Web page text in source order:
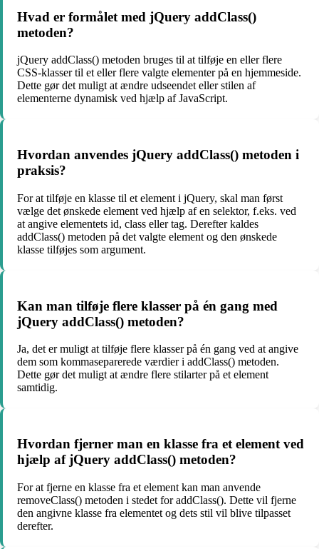
Hvad er formålet med jQuery addClass()
metoden?
jQuery addClass() metoden bruges til at tilføje en eller flere
CSS-klasser til et eller flere valgte elementer på en hjemmeside.
Dette gør det muligt at ændre udseendet eller stilen af
elementerne dynamisk ved hjælp af JavaScript.
Hvordan anvendes jQuery addClass() metoden i
praksis?
For at tilføje en klasse til et element i jQuery, skal man først
vælge det ønskede element ved hjælp af en selektor, f.eks. ved
at angive elementets id, class eller tag. Derefter kaldes
addClass() metoden på det valgte element og den ønskede
klasse tilføjes som argument.
Kan man tilføje flere klasser på én gang med
jQuery addClass() metoden?
Ja, det er muligt at tilføje flere klasser på én gang ved at angive
dem som kommaseparerede værdier i addClass() metoden.
Dette gør det muligt at ændre flere stilarter på et element
samtidig.
Hvordan fjerner man en klasse fra et element ved
hjælp af jQuery addClass() metoden?
For at fjerne en klasse fra et element kan man anvende
removeClass() metoden i stedet for addClass(). Dette vil fjerne
den angivne klasse fra elementet og dets stil vil blive tilpasset
derefter.